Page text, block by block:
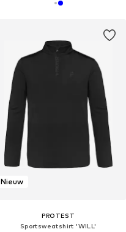
Nieuw
PROTEST
Sportsweatshirt 'WILL'